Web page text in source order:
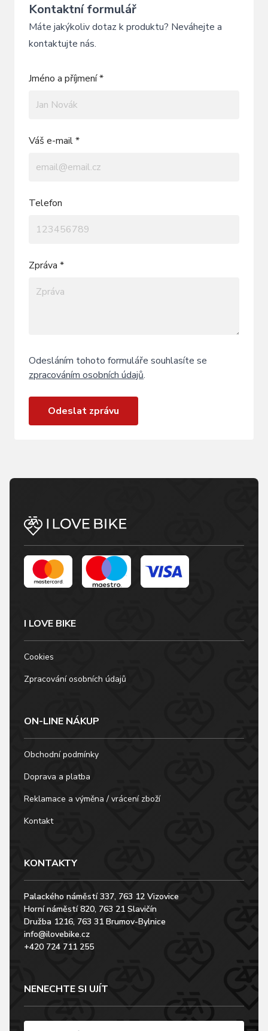
Kontaktní formulář
Máte jakýkoliv dotaz k produktu? Neváhejte a
kontaktujte nás.
Jméno a příjmení *
Váš e-mail *
Telefon
Zpráva *
Odesláním tohoto formuláře souhlasíte se
zpracováním osobních údajů.
Odeslat zprávu
I LOVE BIKE
Cookies
Zpracování osobních údajů
ON-LINE NÁKUP
Obchodní podmínky
Doprava a platba
Reklamace a výměna / vrácení zboží
Kontakt
KONTAKTY
Palackého náměstí 337, 763 12 Vizovice
Horní náměstí 820, 763 21 Slavičín
Družba 1216, 763 31 Brumov-Bylnice
info@ilovebike.cz
+420 724 711 255
NENECHTE SI UJÍT